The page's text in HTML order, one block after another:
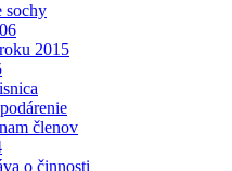
sochy
2015
členov
o činnosti